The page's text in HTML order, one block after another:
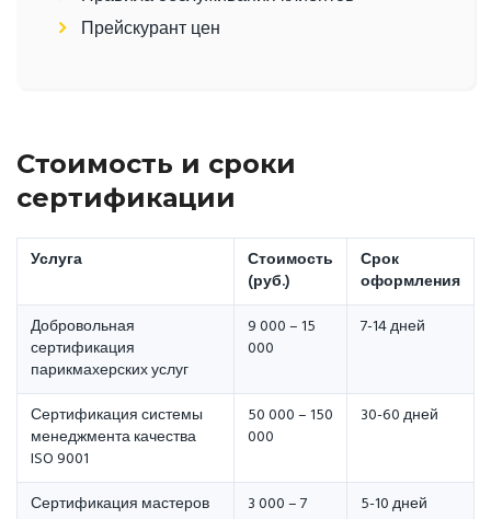
Прейскурант цен
Стоимость и сроки
сертификации
Услуга
Стоимость
(руб.)
Срок
оформления
Добровольная
сертификация
парикмахерских услуг
9 000 – 15
000
7-14 дней
Сертификация системы
менеджмента качества
ISO 9001
50 000 – 150
000
30-60 дней
Сертификация мастеров
3 000 – 7
5-10 дней